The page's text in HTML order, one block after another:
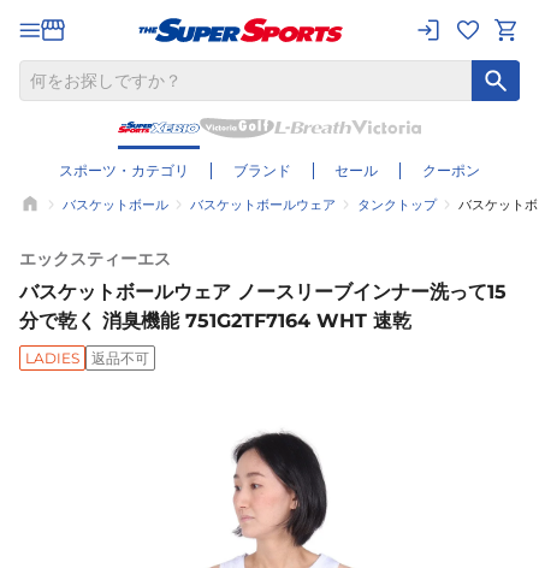
スポーツ・カテゴリ ブランド セール クーポン
バスケットボール バスケットボールウェア タンクトップ バスケット
エックスティーエス
バスケットボールウェア ノースリーブインナー洗って15
分で乾く 消臭機能 751G2TF7164 WHT 速乾
LADIES 返品不可